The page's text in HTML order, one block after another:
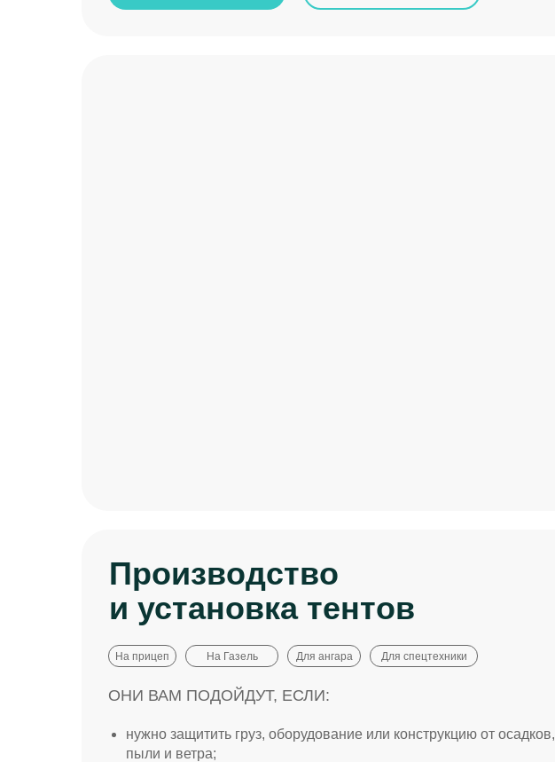
Производство
и установка тентов
нужно защитить груз, оборудование или конструкцию от осадков,
пыли и ветра;
ОНИ ВАМ ПОДОЙДУТ, ЕСЛИ:
Для ангара Для спецтехники
На Газель
На прицеп